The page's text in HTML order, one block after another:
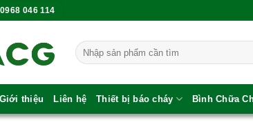
046 114
Tìm
kiếm:
Giới thiệu Liên hệ Thiết bị báo cháy Bình Chữa